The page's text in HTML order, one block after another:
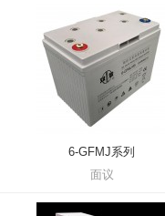
6-GFMJ系列
面议